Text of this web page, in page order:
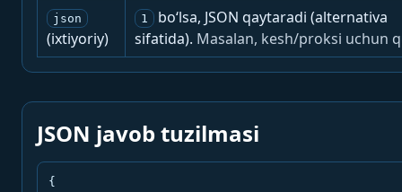
json
(ixtiyoriy)
1
bo‘lsa, JSON qaytaradi (alternativa
sifatida). Masalan, kesh/proksi uchun
JSON javob tuzilmasi
{